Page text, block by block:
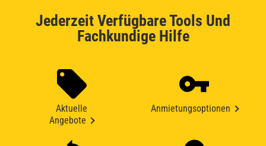
Jederzeit Verfügbare Tools Und
Fachkundige Hilfe
Aktuelle
Angebote
Anmietungsoptionen